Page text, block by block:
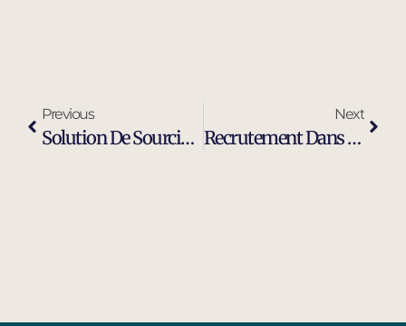
Previous
Solution De Sourcing Et Recrutement Externalisé À Salon-De-Provence
Next
Recrutement Dans L’industrie À Salon-De-Provence